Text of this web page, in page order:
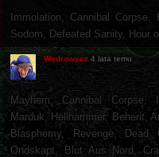
Immolation, Cannibal
Sodom, Defeated Sanity, Hour
Wędrowycz 4 lata temu
Mayhem, Cannibal Corpse,
Marduk, Hellhammer, Beherit,
Blasphemy, Revenge, Dead
Ondskapt, Blut Aus Nord,